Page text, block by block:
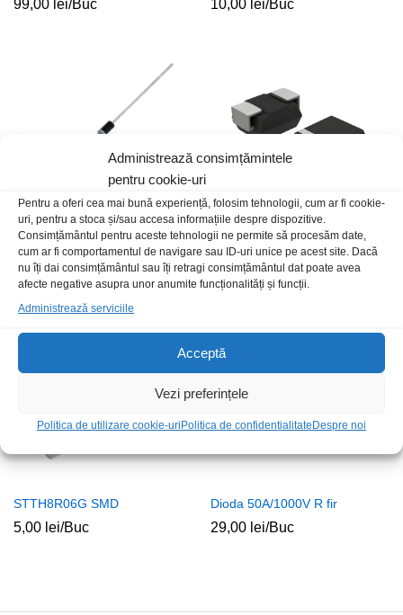
Administrează consimțămintele
pentru cookie-uri
Pentru a oferi cea mai bună experiență, folosim tehnologii, cum ar fi cookie-
uri, pentru a stoca și/sau accesa informațiile despre dispozitive.
Consimțământul pentru aceste tehnologii ne permite să procesăm date,
cum ar fi comportamentul de navigare sau ID-uri unice pe acest site. Dacă
nu îți dai consimțământul sau îți retragi consimțământul dat poate avea
afecte negative asupra unor anumite funcționalități și funcții.
Administrează serviciile
Acceptă
Vezi preferințele
Politica de utilizare cookie-uri Politica de confidentialitate Despre noi
99,00 lei/Buc 10,00 lei/Buc
Dz 1.3W 12V
1,00lei /Buc
S1GHE3
5,00lei/Buc
STTH8R06G SMD
5,00 lei/Buc
Dioda 50A/1000V R fir
29,00 lei/Buc